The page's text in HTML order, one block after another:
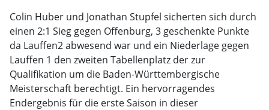
Colin Huber und Jonathan Stupfel sicherten sich durch
einen 2:1 Sieg gegen Offenburg, 3 geschenkte Punkte
da Lauffen2 abwesend war und ein Niederlage gegen
Lauffen 1 den zweiten Tabellenplatz der zur
Qualifikation um die Baden-Württembergische
Meisterschaft berechtigt. Ein hervorragendes
Endergebnis für die erste Saison in dieser